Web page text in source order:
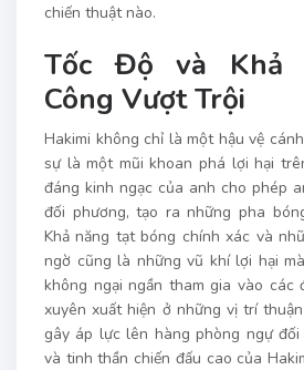
chiến thuật nào.
Tốc Độ và Khả
Công Vượt Trội
Hakimi không chỉ là một hậu vệ
sự là một mũi khoan phá lợi hại
đáng kinh ngạc của anh cho phép
đối phương, tạo ra những pha
Khả năng tạt bóng chính xác và
ngờ cũng là những vũ khí lợi hại
không ngại ngần tham gia vào các
xuyên xuất hiện ở những vị trí
gây áp lực lên hàng phòng ngự đối
và tinh thần chiến đấu cao của